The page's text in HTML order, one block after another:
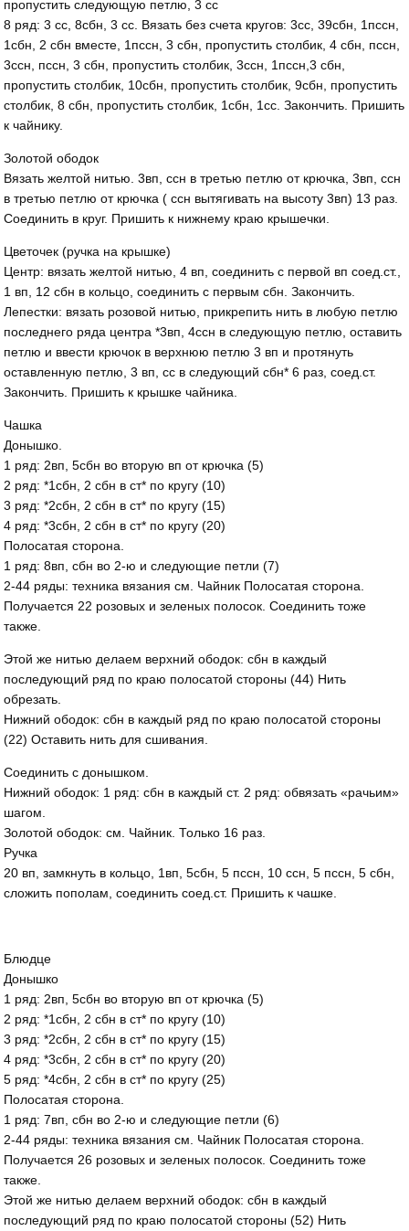
пропустить следующую петлю, 3 сс
8 ряд: 3 сс, 8сбн, 3 сс. Вязать без счета кругов: 3сс, 39сбн, 1пссн,
1сбн, 2 сбн вместе, 1пссн, 3 сбн, пропустить столбик, 4 сбн, пссн,
3ссн, пссн, 3 сбн, пропустить столбик, 3ссн, 1пссн,3 сбн,
пропустить столбик, 10сбн, пропустить столбик, 9сбн, пропустить
столбик, 8 сбн, пропустить столбик, 1сбн, 1сс. Закончить. Пришить
к чайнику.
Золотой ободок
Вязать желтой нитью. 3вп, ссн в третью петлю от крючка, 3вп, ссн
в третью петлю от крючка ( ссн вытягивать на высоту 3вп) 13 раз.
Соединить в круг. Пришить к нижнему краю крышечки.
Цветочек (ручка на крышке)
Центр: вязать желтой нитью, 4 вп, соединить с первой вп соед.ст.,
1 вп, 12 сбн в кольцо, соединить с первым сбн. Закончить.
Лепестки: вязать розовой нитью, прикрепить нить в любую петлю
последнего ряда центра *3вп, 4ссн в следующую петлю, оставить
петлю и ввести крючок в верхнюю петлю 3 вп и протянуть
оставленную петлю, 3 вп, сс в следующий сбн* 6 раз, соед.ст.
Закончить. Пришить к крышке чайника.
Чашка
Донышко.
1 ряд: 2вп, 5сбн во вторую вп от крючка (5)
2 ряд: *1сбн, 2 сбн в ст* по кругу (10)
3 ряд: *2сбн, 2 сбн в ст* по кругу (15)
4 ряд: *3сбн, 2 сбн в ст* по кругу (20)
Полосатая сторона.
1 ряд: 8вп, сбн во 2-ю и следующие петли (7)
2-44 ряды: техника вязания см. Чайник Полосатая сторона.
Получается 22 розовых и зеленых полосок. Соединить тоже
также.
Этой же нитью делаем верхний ободок: сбн в каждый
последующий ряд по краю полосатой стороны (44) Нить
обрезать.
Нижний ободок: сбн в каждый ряд по краю полосатой стороны
(22) Оставить нить для сшивания.
Соединить с донышком.
Нижний ободок: 1 ряд: сбн в каждый ст. 2 ряд: обвязать «рачьим»
шагом.
Золотой ободок: см. Чайник. Только 16 раз.
Ручка
20 вп, замкнуть в кольцо, 1вп, 5сбн, 5 пссн, 10 ссн, 5 пссн, 5 сбн,
сложить пополам, соединить соед.ст. Пришить к чашке.
Блюдце
Донышко
1 ряд: 2вп, 5сбн во вторую вп от крючка (5)
2 ряд: *1сбн, 2 сбн в ст* по кругу (10)
3 ряд: *2сбн, 2 сбн в ст* по кругу (15)
4 ряд: *3сбн, 2 сбн в ст* по кругу (20)
5 ряд: *4сбн, 2 сбн в ст* по кругу (25)
Полосатая сторона.
1 ряд: 7вп, сбн во 2-ю и следующие петли (6)
2-44 ряды: техника вязания см. Чайник Полосатая сторона.
Получается 26 розовых и зеленых полосок. Соединить тоже
также.
Этой же нитью делаем верхний ободок: сбн в каждый
последующий ряд по краю полосатой стороны (52) Нить